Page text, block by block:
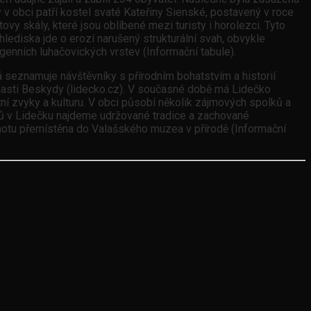
obci patří kostel svaté Kateřiny Sienské, postavený v roce
skály, které jsou oblíbené mezi turisty i horolezci. Tyto
jde o erozí narušený strukturální svah, obvykle
luhačovických vrstev (Informační tabule).
návštěvníky s přírodním bohatstvím a historií
Beskydy (lidecko.cz). V současné době má Lidečko
zvyky a kulturu. V obci působí několik zájmových spolků a
Lidečku najdeme udržované tradice a zachované
přemístěna do Valašského muzea v přírodě (Informační